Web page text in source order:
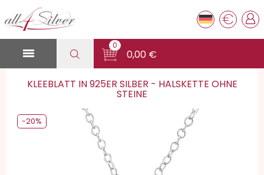
€

0
0,00 €
KLEEBLATT IN 925ER SILBER - HALSKETTE OHNE
STEINE
-20%